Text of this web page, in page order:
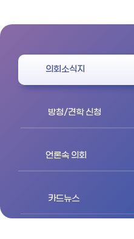
의회소식지
방청/견학 신청
언론속 의회
카드뉴스